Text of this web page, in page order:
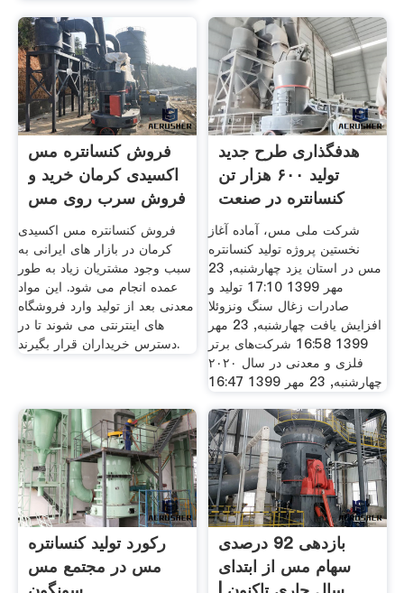
فروش کنسانتره مس
اکسیدی کرمان خرید و
فروش سرب روی مس
فروش کنسانتره مس اکسیدی
کرمان در بازار های ایرانی به
سبب وجود مشتریان زیاد به طور
عمده انجام می شود. این مواد
معدنی بعد از تولید وارد فروشگاه
های اینترنتی می شوند تا در
دسترس خریداران قرار بگیرند.
هدفگذاری طرح جدید
تولید ۶۰۰ هزار تن
کنسانتره در صنعت
مس
شرکت ملی مس، آماده آغاز
نخستین پروژه تولید کنسانتره
مس در استان یزد چهارشنبه, 23
مهر 1399 17:10 تولید و
صادرات زغال سنگ ونزوئلا
افزایش یافت چهارشنبه, 23 مهر
1399 16:58 شرکت‌های برتر
فلزی و معدنی در سال ۲۰۲۰
چهارشنبه, 23 مهر 1399 16:47
رکورد تولید کنسانتره
مس در مجتمع مس
بازدهی 92 درصدی
سهام مس از ابتدای